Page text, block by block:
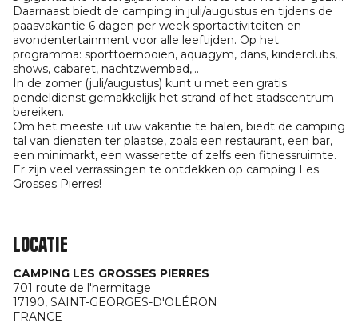
Daarnaast biedt de camping in juli/augustus en tijdens de
paasvakantie 6 dagen per week sportactiviteiten en
avondentertainment voor alle leeftijden. Op het
programma: sporttoernooien, aquagym, dans, kinderclubs,
shows, cabaret, nachtzwembad,...
In de zomer (juli/augustus) kunt u met een gratis
pendeldienst gemakkelijk het strand of het stadscentrum
bereiken.
Om het meeste uit uw vakantie te halen, biedt de camping
tal van diensten ter plaatse, zoals een restaurant, een bar,
een minimarkt, een wasserette of zelfs een fitnessruimte.
Er zijn veel verrassingen te ontdekken op camping Les
Grosses Pierres!
Locatie
CAMPING LES GROSSES PIERRES
701 route de l'hermitage
17190, SAINT-GEORGES-D'OLÉRON
FRANCE